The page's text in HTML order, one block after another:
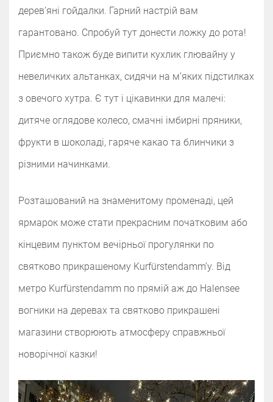
дерев’яні гойдалки. Гарний настрій вам
гарантовано. Спробуй тут донести ложку до рота!
Приємно також буде випити кухлик глювайну у
невеличких альтанках, сидячи на м’яких підстилках
з овечого хутра. Є тут і цікавинки для малечі:
дитяче оглядове колесо, смачні імбирні пряники,
фрукти в шоколаді, гаряче какао та блинчики з
різними начинками.
Розташований на знаменитому променаді, цей
ярмарок може стати прекрасним початковим або
кінцевим пунктом вечірньої прогулянки по
святково прикрашеному Kurfürstendamm’у. Від
метро Kurfürstendamm по прямій аж до Halensee
вогники на деревах та святково прикрашені
магазини створюють атмосферу справжньої
новорічної казки!